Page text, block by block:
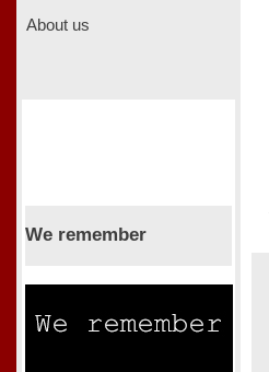
About us
We remember